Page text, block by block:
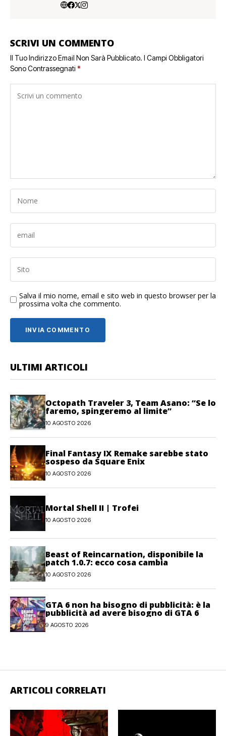
SCRIVI UN COMMENTO
Il Tuo Indirizzo Email Non Sarà Pubblicato. I Campi Obbligatori
Sono Contrassegnati *
Salva il mio nome, email e sito web in questo browser per la
prossima volta che commento.
ULTIMI ARTICOLI
Octopath Traveler 3, Team Asano: “Se lo
faremo, spingeremo al limite”
10 AGOSTO 2026
Final Fantasy IX Remake sarebbe stato
sospeso da Square Enix
10 AGOSTO 2026
Mortal Shell II | Trofei
10 AGOSTO 2026
Beast of Reincarnation, disponibile la
patch 1.0.7: ecco cosa cambia
10 AGOSTO 2026
GTA 6 non ha bisogno di pubblicità: è la
pubblicità ad avere bisogno di GTA 6
9 AGOSTO 2026
ARTICOLI CORRELATI